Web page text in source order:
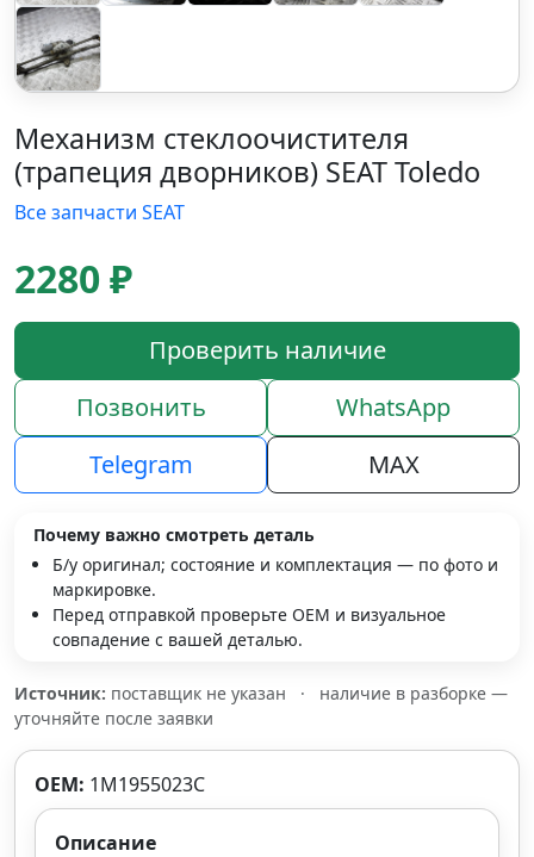
Механизм стеклоочистителя
(трапеция дворников) SEAT Toledo
Все запчасти SEAT
2280 ₽
Проверить наличие
Позвонить
WhatsApp
Telegram
MAX
Почему важно смотреть деталь
Б/у оригинал; состояние и комплектация — по фото и
маркировке.
Перед отправкой проверьте OEM и визуальное
совпадение с вашей деталью.
Источник: поставщик не указан ·
наличие в разборке —
уточняйте после заявки
OEM: 1M1955023C
Описание